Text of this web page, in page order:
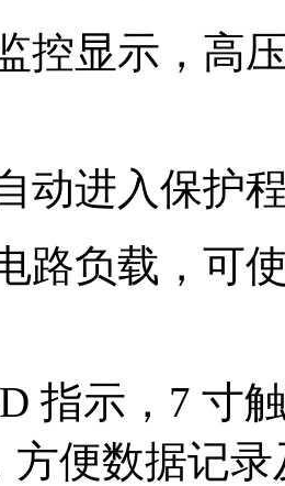
控显示，高
动进入保护
路负载，可
指示，7 寸
方便数据记录